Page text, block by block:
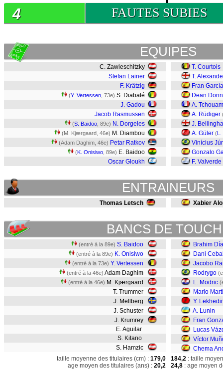
FAUTES SUBIES
4
EQUIPES
C. Zawieschitzky
Stefan Lainer
F. Krätzig
(Y. Vertessen , 73e) S. Diabaté
J. Gadou
Jacob Rasmussen
(S. Baidoo , 89e) N. Dorgeles
(M. Kjærgaard, 46e) M. Diambou
(Adam Daghim, 46e) Petar Ratkov
(K. Onisiwo , 89e) E. Baidoo
Oscar Gloukh
T. Courtois
T.
Fran García
Dean
A.
A. Rüdiger
J.
A. Güler (L.
Vinícius
Gonzalo
F. Valverde
ENTRAINEURS
Thomas Letsch Xabier
BANCS DE
(entré à la 89e) S. Baidoo
(entré à la 89e) K. Onisiwo
(entré à la 73e) Y. Vertessen
(entré à la 46e) Adam Daghim
(entré à la 46e) M. Kjærgaard
T. Trummer
J. Mellberg
J. Schuster
J. Krumrey
E. Aguilar
S. Kitano
S. Hamzic
Brahim
Dani
Jacobo
Rodrygo
L. Modric
Mario
Y.
A. Lunin
Fran
Lucas
Víctor
Chema
taille moyenne des titulaires (cm) : 179,0
age moyen des titulaires (ans) : 20,2
184,2 : taille
24,8 : age moyen